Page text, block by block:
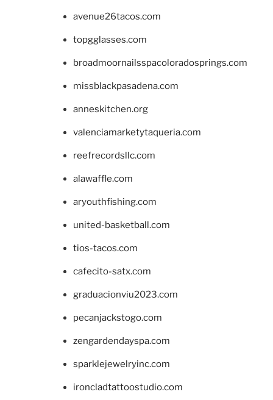
avenue26tacos.com
topgglasses.com
broadmoornailsspacoloradosprings.com
missblackpasadena.com
anneskitchen.org
valenciamarketytaqueria.com
reefrecordsllc.com
alawaffle.com
aryouthfishing.com
united-basketball.com
tios-tacos.com
cafecito-satx.com
graduacionviu2023.com
pecanjackstogo.com
zengardendayspa.com
sparklejewelryinc.com
ironcladtattoostudio.com